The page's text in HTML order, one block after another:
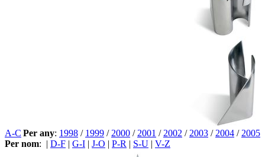
Per any: 1998 / 1999 / 2000 / 2001 / 2002 / 2003 / 2004 / 2005
Per nom:
A-C
| D-F | G-I | J-O | P-R | S-U | V-Z